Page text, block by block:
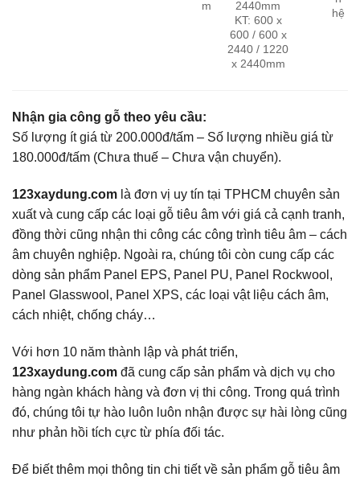
m
2440mm
KT: 600 x
600 / 600 x
2440 / 1220
x 2440mm
hệ
Nhận gia công gỗ theo yêu cầu:
Số lượng ít giá từ 200.000đ/tấm – Số lượng nhiều giá từ
180.000đ/tấm (Chưa thuế – Chưa vận chuyển).
123xaydung.com là đơn vị uy tín tại TPHCM chuyên sản
xuất và cung cấp các loại gỗ tiêu âm với giá cả cạnh tranh,
đồng thời cũng nhận thi công các công trình tiêu âm – cách
âm chuyên nghiệp. Ngoài ra, chúng tôi còn cung cấp các
dòng sản phẩm Panel EPS, Panel PU, Panel Rockwool,
Panel Glasswool, Panel XPS, các loại vật liệu cách âm,
cách nhiệt, chống cháy…
Với hơn 10 năm thành lập và phát triển,
123xaydung.com đã cung cấp sản phẩm và dịch vụ cho
hàng ngàn khách hàng và đơn vị thi công. Trong quá trình
đó, chúng tôi tự hào luôn luôn nhận được sự hài lòng cũng
như phản hồi tích cực từ phía đối tác.
Để biết thêm mọi thông tin chi tiết về sản phẩm gỗ tiêu âm